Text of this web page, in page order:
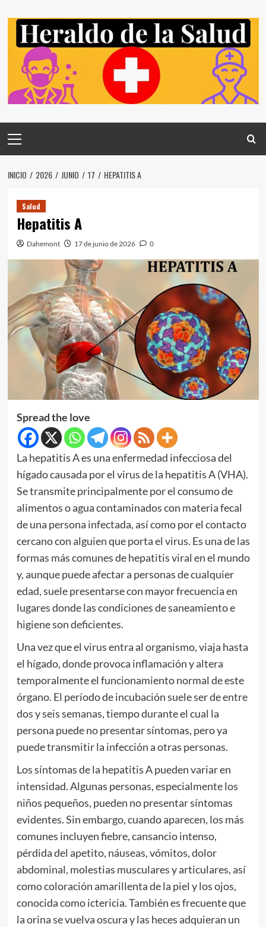
contenido
principal
INICIO 2026 JUNIO 17 HEPATITIS A
Salud
Hepatitis A
Dahemont 17 de junio de 2026 0
Spread the love
La hepatitis A es una enfermedad infecciosa del
hígado causada por el virus de la hepatitis A (VHA).
Se transmite principalmente por el consumo de
alimentos o agua contaminados con materia fecal
de una persona infectada, así como por el contacto
cercano con alguien que porta el virus. Es una de las
formas más comunes de hepatitis viral en el mundo
y, aunque puede afectar a personas de cualquier
edad, suele presentarse con mayor frecuencia en
lugares donde las condiciones de saneamiento e
higiene son deficientes.
Una vez que el virus entra al organismo, viaja hasta
el hígado, donde provoca inflamación y altera
temporalmente el funcionamiento normal de este
órgano. El período de incubación suele ser de entre
dos y seis semanas, tiempo durante el cual la
persona puede no presentar síntomas, pero ya
puede transmitir la infección a otras personas.
Los síntomas de la hepatitis A pueden variar en
intensidad. Algunas personas, especialmente los
niños pequeños, pueden no presentar síntomas
evidentes. Sin embargo, cuando aparecen, los más
comunes incluyen fiebre, cansancio intenso,
pérdida del apetito, náuseas, vómitos, dolor
abdominal, molestias musculares y articulares, así
como coloración amarillenta de la piel y los ojos,
conocida como ictericia. También es frecuente que
la orina se vuelva oscura y las heces adquieran un